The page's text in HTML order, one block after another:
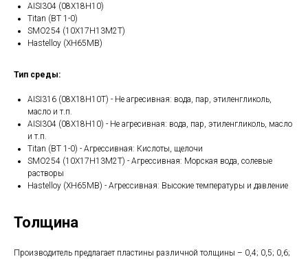
AISI304 (08Х18Н10)
Titan (ВТ 1-0)
SMO254 (10Х17Н13М2Т)
Hastelloy (ХН65МВ)
Тип среды:
AISI316 (08Х18Н10Т) - Не агресивная: вода, пар, этиленгликоль,
масло и т.п.
AISI304 (08Х18Н10) - Не агресивная: вода, пар, этиленгликоль, масло
и т.п.
Titan (ВТ 1-0) - Агрессивная: Кислоты, щелочи
SMO254 (10Х17Н13М2Т) - Агрессивная: Морская вода, солевые
растворы
Hastelloy (ХН65МВ) - Агрессивная: Высокие температуры и давление
Толщина
Производитель предлагает пластины различной толщины – 0,4; 0,5; 0,6;